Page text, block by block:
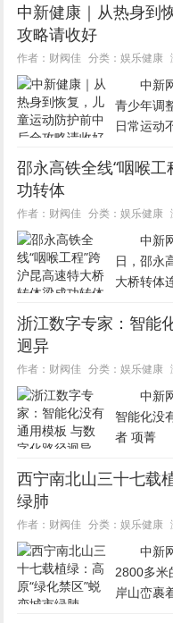
这是浙江
中新健康｜从热身到
攻略请收好
作者：财阀佳 分类：娱乐健康
中新网
青少年调
日常运动
提升专注
邵永高铁全线“咽喉
功转体
作者：财阀佳 分类：娱乐健康
中新网
日，邵永
大桥转体
转体。这
浙江数字专家：智能
迥异
作者：财阀佳 分类：娱乐健康
中新网
智能化
者 项菁
浙江绍兴
西宁南北山三十七载
绿肺
作者：财阀佳 分类：娱乐健康
中新网
2800多米
岸山峦